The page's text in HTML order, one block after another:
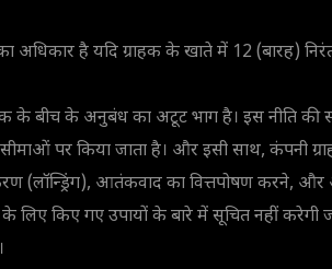
अधिकार है यदि ग्राहक के खाते में 12 (बारह)
बीच के अनुबंध का अटूट भाग है। इस नीति की
सीमाओं पर किया जाता है। और इसी साथ, कंपनी
(लॉन्ड्रिंग), आतंकवाद का वित्तपोषण करने, और
के लिए किए गए उपायों के बारे में सूचित नहीं